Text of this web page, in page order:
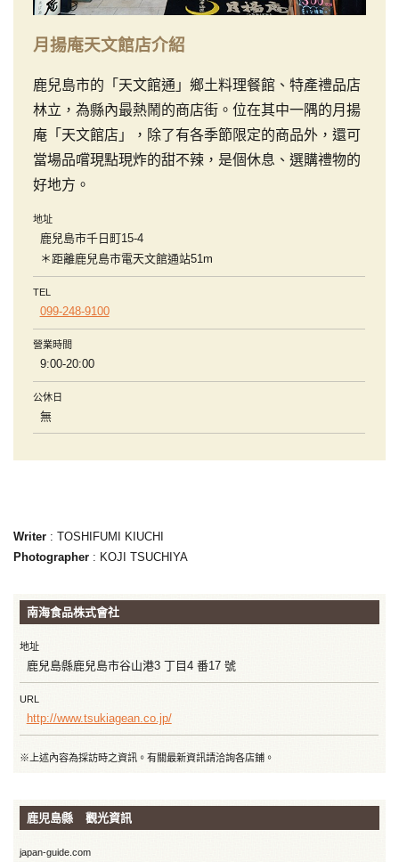
月揚庵天文館店介紹
鹿兒島市的「天文館通」鄉土料理餐館、特產禮品店
林立，為縣內最熱鬧的商店街。位在其中一隅的月揚
庵「天文館店」，除了有各季節限定的商品外，還可
當場品嚐現點現炸的甜不辣，是個休息、選購禮物的
好地方。
地址
鹿兒島市千日町15-4
＊距離鹿兒島市電天文館通站51m
TEL
099-248-9100
營業時間
9:00-20:00
公休日
無
Writer: TOSHIFUMI KIUCHI
Photographer: KOJI TSUCHIYA
南海食品株式會社
地址
鹿兒島縣鹿兒島市谷山港3 丁目4 番17 號
URL
http://www.tsukiagean.co.jp/
※上述內容為採訪時之資訊。有關最新資訊請洽詢各店鋪。
鹿児島縣 觀光資訊
japan-guide.com